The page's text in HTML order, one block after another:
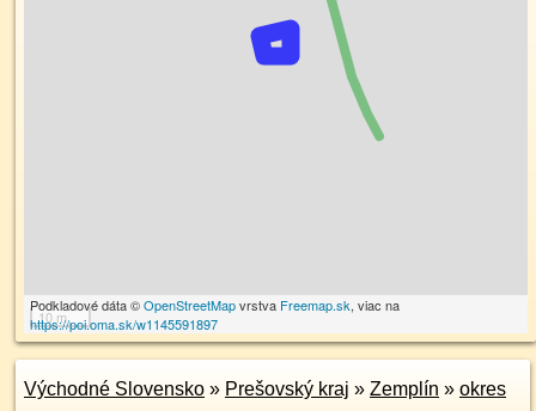
10 m
Podkladové dáta ©OpenStreetMapvrstva Freemap.sk, viac na
https://poi.oma.sk/w1145591897
Východné Slovensko » Prešovský kraj » Zemplín » okres